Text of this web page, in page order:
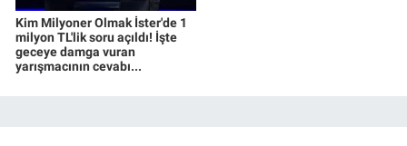
Kim Milyoner Olmak İster'de 1
milyon TL'lik soru açıldı! İşte
geceye damga vuran
yarışmacının cevabı...